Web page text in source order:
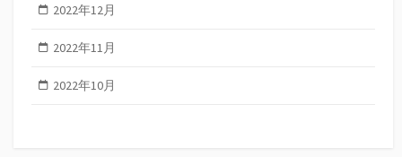
2022年12月
2022年11月
2022年10月